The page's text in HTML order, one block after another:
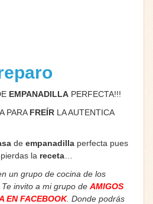
EMPANADILLA PERFECTA!!!
PARA FREÍR LA AUTENTICA
de empanadilla perfecta pues
la receta
un grupo de cocina de los
invito a mi grupo de AMIGOS
EN FACEBOOK. Donde podrás